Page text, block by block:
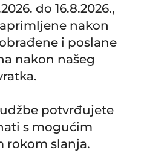
do 16.8.2026.,
nakon
i poslane
nakon našeg
potvrđujete
s mogućim
rokom slanja.
intercoolera